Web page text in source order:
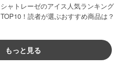
シャトレーゼのアイス人気ランキング
TOP10！読者が選ぶおすすめ商品は？
もっと見る